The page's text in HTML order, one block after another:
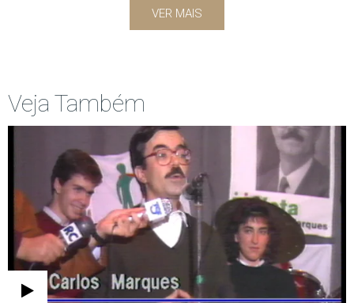
VER MAIS
Veja Também